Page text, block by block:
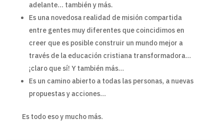
adelante… también y más.
Es una novedosa realidad de misión compartida
entre gentes muy diferentes que coincidimos en
creer que es posible construir un mundo mejor a
través de la educación cristiana transformadora…
¡claro que sí! Y también más…
Es un camino abierto a todas las personas, a nuevas
propuestas y acciones…
Es todo eso y mucho más.